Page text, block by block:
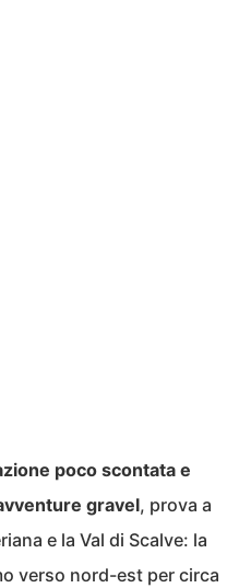
poco scontata e
gravel, prova a
e la Val di Scalve: la
verso nord-est per circa